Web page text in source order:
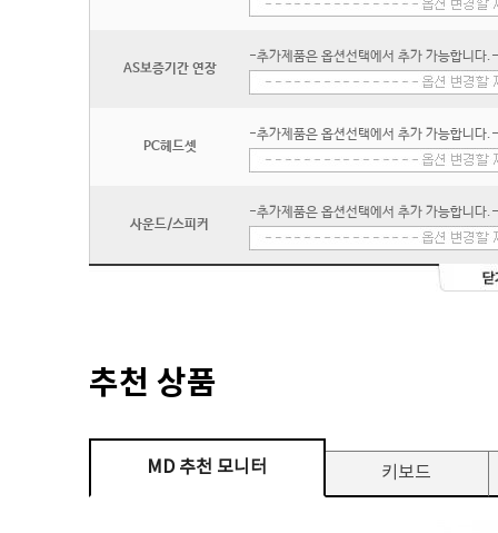
AS보증기간 연장
-추가제품은 옵션선택에서 추가 가능합니다.-
PC헤드셋
-추가제품은 옵션선택에서 추가 가능합니다.-
사운드/스피커
-추가제품은 옵션선택에서 추가 가능합니다.-
추천 상품
MD 추천 모니터 키보드